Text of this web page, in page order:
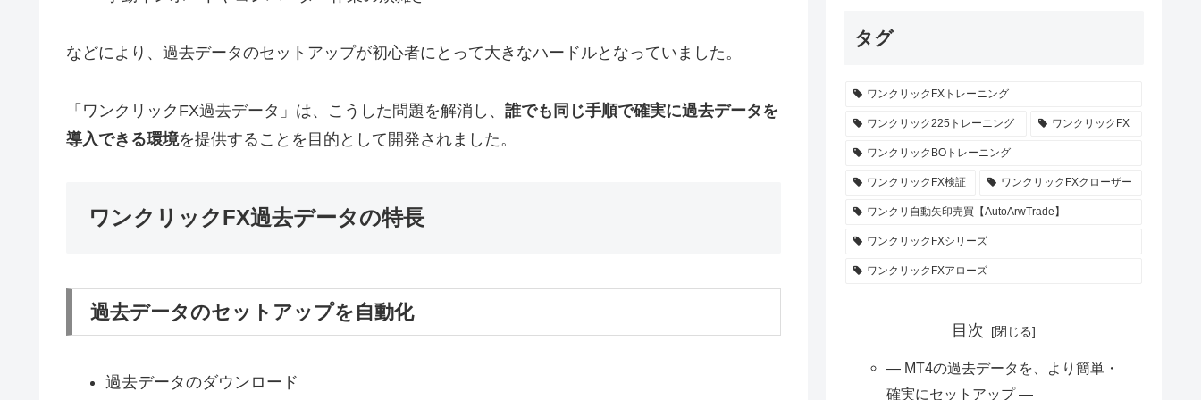
などにより、過去データのセットアップが初心者にとって大きなハードルとなっていました。
「ワンクリックFX過去データ」は、こうした問題を解消し、 誰でも同じ手順で確実に過去データを
導入できる環境を提供することを目的として開発されました。
ワンクリックFX過去データの特長
過去データのセットアップを自動化
過去データのダウンロード
タグ
ワンクリックFXトレーニング
ワンクリック225トレーニング ワンクリックFX
ワンクリックBOトレーニング
ワンクリックFX検証 ワンクリックFXクローザー
ワンクリ自動矢印売買【AutoArwTrade】
ワンクリックFXシリーズ
ワンクリックFXアローズ
目次
― MT4の過去データを、より簡単・
確実にセットアップ ―